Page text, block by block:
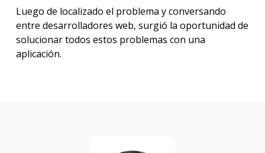
Luego de localizado el problema y conversando
entre desarrolladores web, surgió la oportunidad de
solucionar todos estos problemas con una
aplicación.